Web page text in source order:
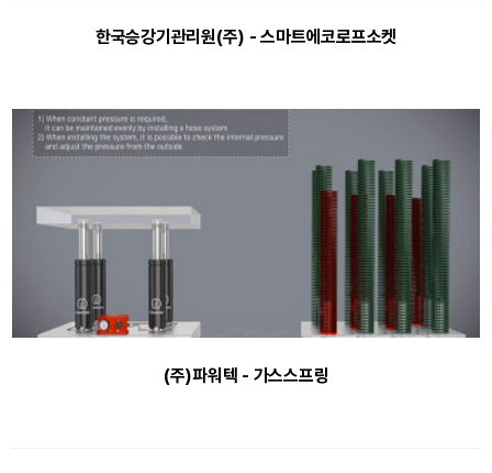
한국승강기관리원(주) - 스마트에코로프소켓
(주)파워텍 - 가스스프링